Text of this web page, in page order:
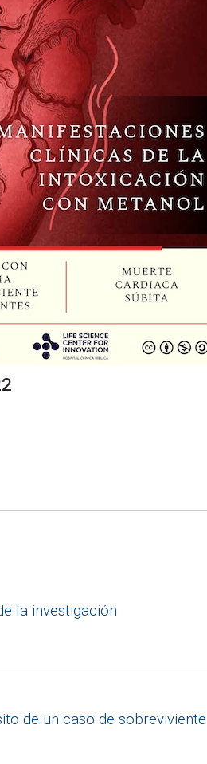
la investigación
de un caso de sobreviviente